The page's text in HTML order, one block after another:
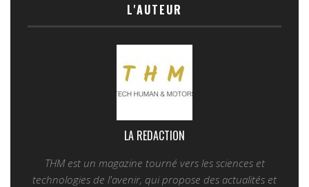
L'AUTEUR
LA REDACTION
THM est un magazine tourné vers les sciences et
technologies de l'avenir, qui propose des actualités et